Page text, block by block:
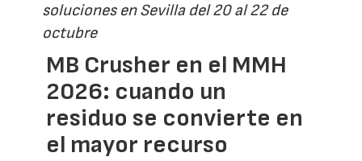
soluciones en Sevilla del 20 al 22 de
octubre
MB Crusher en el MMH
2026: cuando un
residuo se convierte en
el mayor recurso